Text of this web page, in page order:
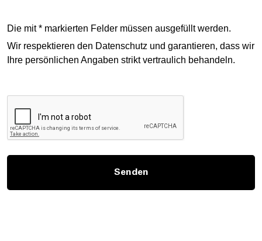
Die mit * markierten Felder müssen ausgefüllt werden.
Wir respektieren den Datenschutz und garantieren, dass wir
Ihre persönlichen Angaben strikt vertraulich behandeln.